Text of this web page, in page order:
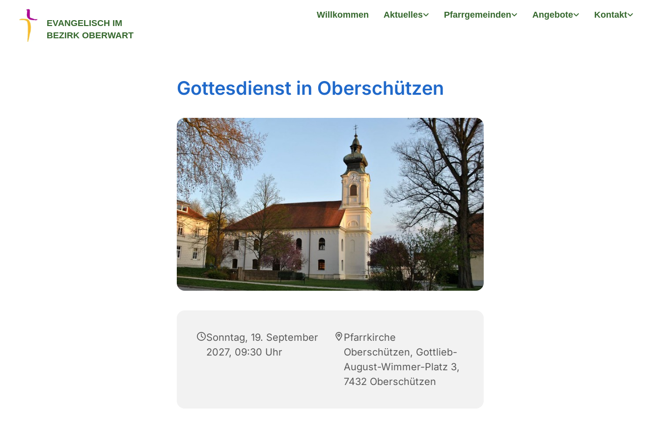
EVANGELISCH IM
BEZIRK OBERWART
Willkommen Aktuelles Pfarrgemeinden Angebote Kontakt
Gottesdienst in Oberschützen
Sonntag, 19. September
2027, 09:30 Uhr
Pfarrkirche
Oberschützen, Gottlieb-
August-Wimmer-Platz 3,
7432 Oberschützen